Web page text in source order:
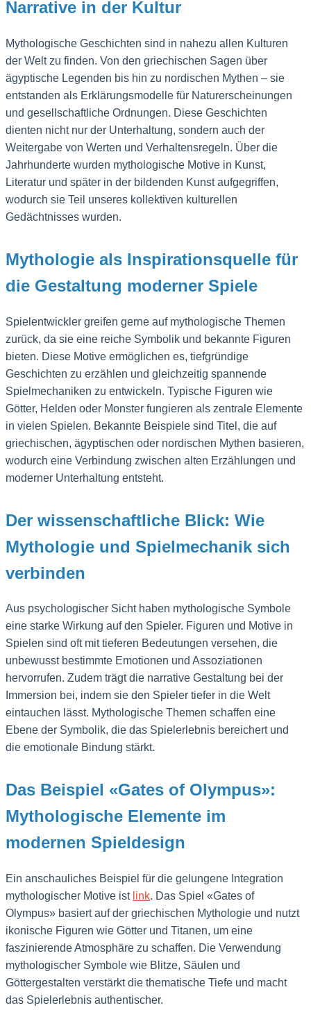
Narrative in der Kultur
Mythologische Geschichten sind in nahezu allen Kulturen
der Welt zu finden. Von den griechischen Sagen über
ägyptische Legenden bis hin zu nordischen Mythen – sie
entstanden als Erklärungsmodelle für Naturerscheinungen
und gesellschaftliche Ordnungen. Diese Geschichten
dienten nicht nur der Unterhaltung, sondern auch der
Weitergabe von Werten und Verhaltensregeln. Über die
Jahrhunderte wurden mythologische Motive in Kunst,
Literatur und später in der bildenden Kunst aufgegriffen,
wodurch sie Teil unseres kollektiven kulturellen
Gedächtnisses wurden.
Mythologie als Inspirationsquelle für
die Gestaltung moderner Spiele
Spielentwickler greifen gerne auf mythologische Themen
zurück, da sie eine reiche Symbolik und bekannte Figuren
bieten. Diese Motive ermöglichen es, tiefgründige
Geschichten zu erzählen und gleichzeitig spannende
Spielmechaniken zu entwickeln. Typische Figuren wie
Götter, Helden oder Monster fungieren als zentrale Elemente
in vielen Spielen. Bekannte Beispiele sind Titel, die auf
griechischen, ägyptischen oder nordischen Mythen basieren,
wodurch eine Verbindung zwischen alten Erzählungen und
moderner Unterhaltung entsteht.
Der wissenschaftliche Blick: Wie
Mythologie und Spielmechanik sich
verbinden
Aus psychologischer Sicht haben mythologische Symbole
eine starke Wirkung auf den Spieler. Figuren und Motive in
Spielen sind oft mit tieferen Bedeutungen versehen, die
unbewusst bestimmte Emotionen und Assoziationen
hervorrufen. Zudem trägt die narrative Gestaltung bei der
Immersion bei, indem sie den Spieler tiefer in die Welt
eintauchen lässt. Mythologische Themen schaffen eine
Ebene der Symbolik, die das Spielerlebnis bereichert und
die emotionale Bindung stärkt.
Das Beispiel «Gates of Olympus»:
Mythologische Elemente im
modernen Spieldesign
Ein anschauliches Beispiel für die gelungene Integration
mythologischer Motive ist link. Das Spiel «Gates of
Olympus» basiert auf der griechischen Mythologie und nutzt
ikonische Figuren wie Götter und Titanen, um eine
faszinierende Atmosphäre zu schaffen. Die Verwendung
mythologischer Symbole wie Blitze, Säulen und
Göttergestalten verstärkt die thematische Tiefe und macht
das Spielerlebnis authentischer.